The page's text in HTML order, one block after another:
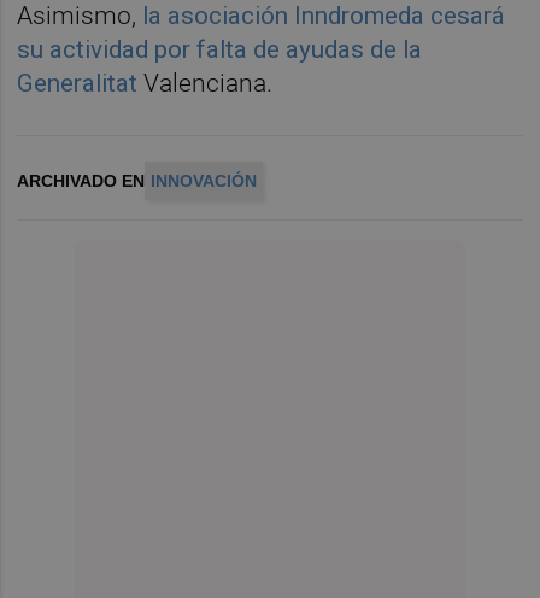
Asimismo, la asociación Inndromeda cesará
su actividad por falta de ayudas de la
Generalitat Valenciana.
ARCHIVADO EN INNOVACIÓN